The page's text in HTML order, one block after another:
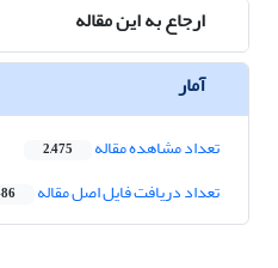
ارجاع به این مقاله
آمار
تعداد مشاهده مقاله 2,475
تعداد دریافت فایل اصل مقاله